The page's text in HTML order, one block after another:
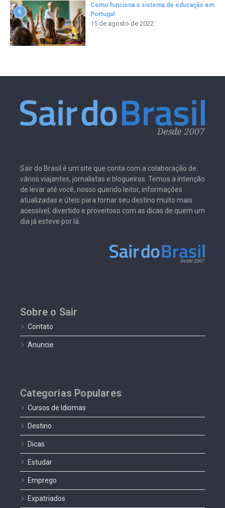
6
Como funciona o sistema de educação em
Portugal
15 de agosto de 2022
Sair do Brasil é um site que conta com a colaboração de
vários viajantes, jornalistas e blogueiros. Temos a intenção
de levar até você, nosso querido leitor, informações
atualizadas e úteis para tornar seu destino muito mais
acessível, divertido e proveitoso com as dicas de quem um
dia já esteve por lá.
Sobre o Sair
Contato
Anuncie
Categorias Populares
Cursos de Idiomas
Destino
Dicas
Estudar
Emprego
Expatriados